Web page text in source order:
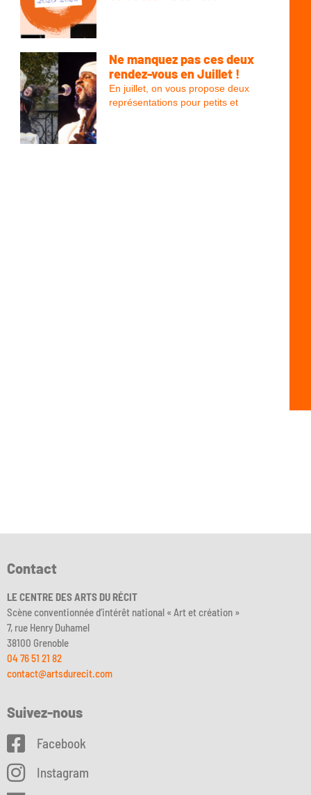
Ne manquez pas ces deux
rendez-vous en Juillet !
En juillet, on vous propose deux
représentations pour petits et
Contact
LE CENTRE DES ARTS DU RÉCIT
Scène conventionnée d’intérêt national « Art et création »
7, rue Henry Duhamel
38100 Grenoble
04 76 51 21 82
contact@artsdurecit.com
Suivez-nous
Facebook
Instagram